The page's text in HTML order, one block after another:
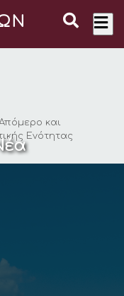
και
Ενότητας